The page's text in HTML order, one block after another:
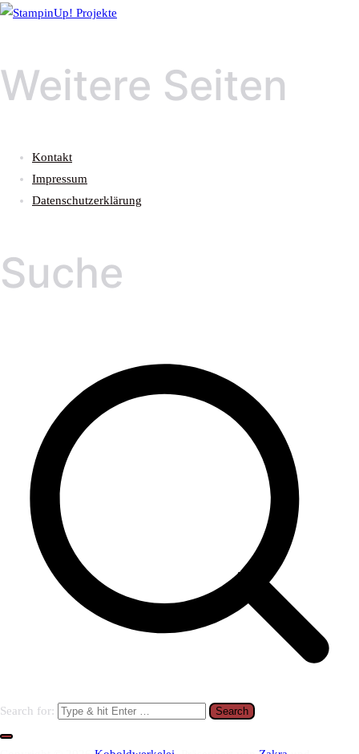
Weitere Seiten
Kontakt
Impressum
Datenschutzerklärung
Suche
Search for: